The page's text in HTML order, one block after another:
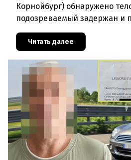
Корнойбург) обнаружено
подозреваемый задержан и
свою вину. По данным
могло быть совершено на поч
Читать далее